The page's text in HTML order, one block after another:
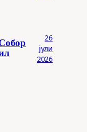
26
јули
2026